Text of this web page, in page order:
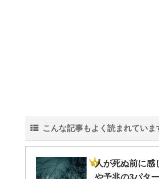
色々な作業に音楽を
する方法！
こんな記事もよく読まれていま
人が死ぬ前に感